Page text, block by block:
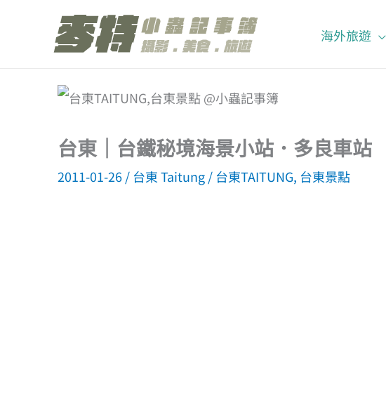
海外旅遊
台東｜台鐵秘境海景小站．多良車站
2011-01-26/ 台東 Taitung/ 台東TAITUNG, 台東景點